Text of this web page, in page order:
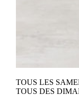
TOUS LES
TOUS DES